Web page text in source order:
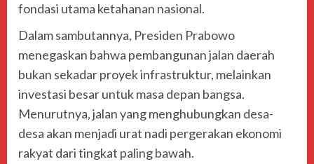
fondasi utama ketahanan nasional.
Dalam sambutannya, Presiden Prabowo
menegaskan bahwa pembangunan jalan daerah
bukan sekadar proyek infrastruktur, melainkan
investasi besar untuk masa depan bangsa.
Menurutnya, jalan yang menghubungkan desa-
desa akan menjadi urat nadi pergerakan ekonomi
rakyat dari tingkat paling bawah.